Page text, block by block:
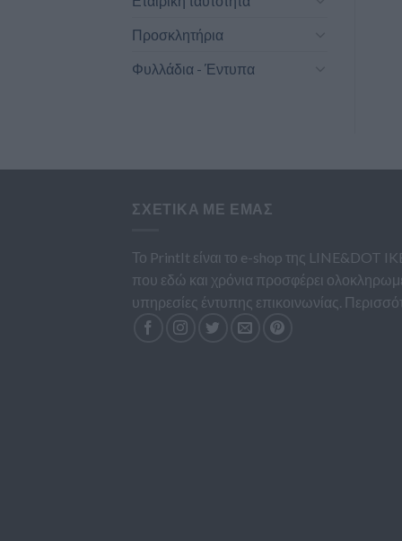
Προσκλητήρια
Φυλλάδια - Έντυπα
ΣΧΕΤΙΚΆ ΜΕ ΕΜΆΣ
Το PrintIt είναι το e-shop της LINE&DOT
που εδώ και χρόνια προσφέρει
υπηρεσίες έντυπης επικοινωνίας.